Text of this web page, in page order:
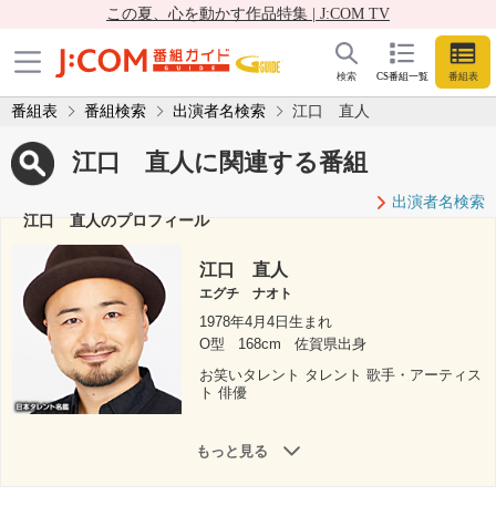
この夏、心を動かす作品特集 | J:COM TV
CS番組一覧 番組表
検索
番組表 番組検索 出演者名検索 江口 直人
江口 直人に関連する番組
出演者名検索
江口 直人のプロフィール
江口 直人
エグチ ナオト
1978年4月4日生まれ
O型
168cm
佐賀県出身
お笑いタレント タレント 歌手・アーティス
ト 俳優
もっと見る